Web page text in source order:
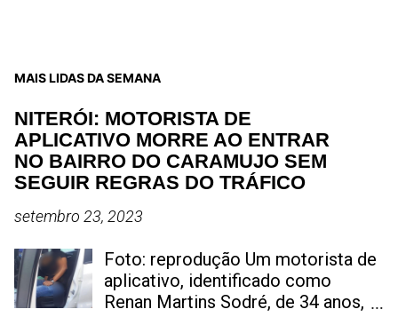
MAIS LIDAS DA SEMANA
NITERÓI: MOTORISTA DE
APLICATIVO MORRE AO ENTRAR
NO BAIRRO DO CARAMUJO SEM
SEGUIR REGRAS DO TRÁFICO
setembro 23, 2023
Foto: reprodução Um motorista de
aplicativo, identificado como
Renan Martins Sodré, de 34 anos,